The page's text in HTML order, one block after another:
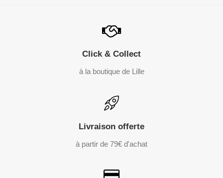
Click & Collect
à la boutique de Lille
Livraison offerte
à partir de 79€ d'achat